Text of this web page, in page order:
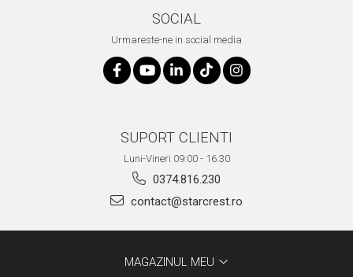
SOCIAL
Urmareste-ne in social media
SUPORT CLIENTI
Luni-Vineri 09:00 - 16.30
0374.816.230
contact@starcrest.ro
MAGAZINUL MEU